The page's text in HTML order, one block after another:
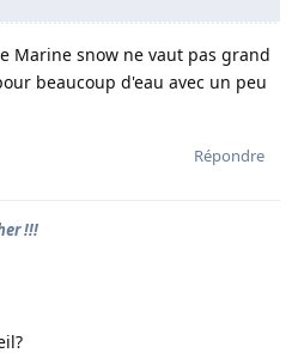
Marine snow ne vaut pas grand
beaucoup d'eau avec un peu
Répondre
!!!